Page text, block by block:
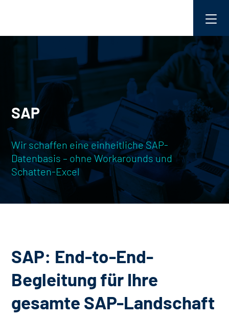
SAP
Wir schaffen eine einheitliche SAP-
Datenbasis – ohne Workarounds und
Schatten-Excel
SAP: End-to-End-
Begleitung für Ihre
gesamte SAP-Landschaft